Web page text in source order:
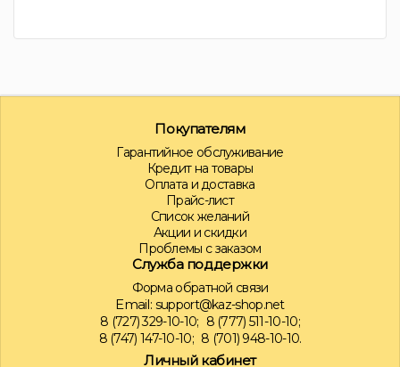
Покупателям
Гарантийное обслуживание
Кредит на товары
Оплата и доставка
Прайс-лист
Список желаний
Акции и скидки
Проблемы с заказом
Служба поддержки
Форма обратной связи
Email: support@kaz-shop.net
8 (727) 329-10-10; 8 (777) 511-10-10;
8 (747) 147-10-10; 8 (701) 948-10-10.
Личный кабинет